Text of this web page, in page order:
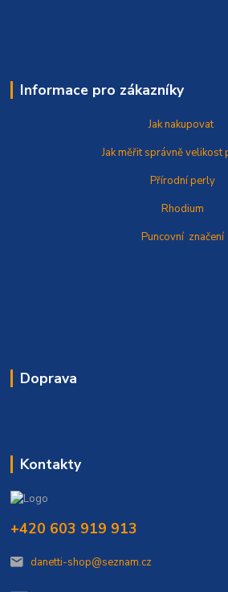
Informace pro zákazníky
Jak nakupovat
Jak měřit správněvelikost
Přírodní perly
Rhodium
Puncovní značení
Doprava
Kontakty
+420 603 919 913
danetti-shop@seznam.cz